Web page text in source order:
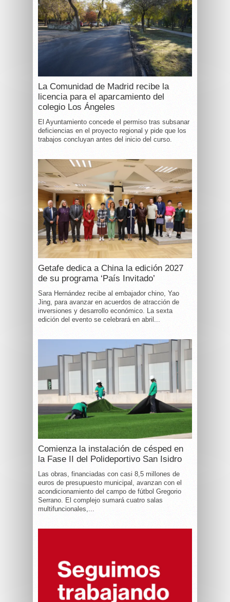
La Comunidad de Madrid recibe la
licencia para el aparcamiento del
colegio Los Ángeles
El Ayuntamiento concede el permiso tras subsanar
deficiencias en el proyecto regional y pide que los
trabajos concluyan antes del inicio del curso.
Getafe dedica a China la edición 2027
de su programa ‘País Invitado’
Sara Hernández recibe al embajador chino, Yao
Jing, para avanzar en acuerdos de atracción de
inversiones y desarrollo económico. La sexta
edición del evento se celebrará en abril...
Comienza la instalación de césped en
la Fase II del Polideportivo San Isidro
Las obras, financiadas con casi 8,5 millones de
euros de presupuesto municipal, avanzan con el
acondicionamiento del campo de fútbol Gregorio
Serrano. El complejo sumará cuatro salas
multifuncionales,...